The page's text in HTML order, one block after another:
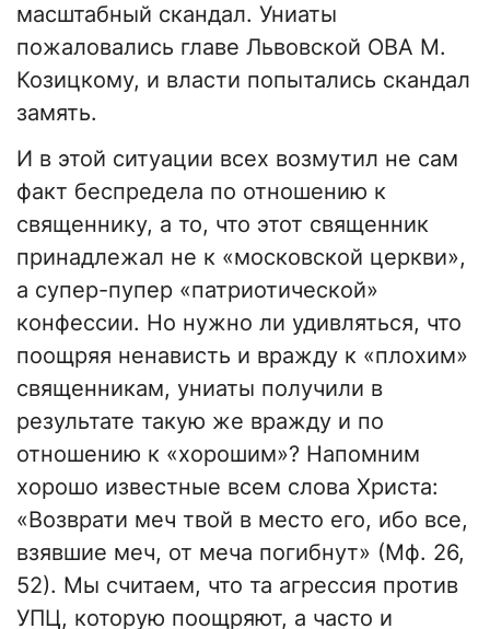
масштабный скандал. Униаты
пожаловались главе Львовской ОВА М.
Козицкому, и власти попытались скандал
замять.
И в этой ситуации всех возмутил не сам
факт беспредела по отношению к
священнику, а то, что этот священник
принадлежал не к «московской церкви»,
а супер-пупер «патриотической»
конфессии. Но нужно ли удивляться, что
поощряя ненависть и вражду к «плохим»
священникам, униаты получили в
результате такую же вражду и по
отношению к «хорошим»? Напомним
хорошо известные всем слова Христа:
«Возврати меч твой в место его, ибо все,
взявшие меч, от меча погибнут» (Мф. 26,
52). Мы считаем, что та агрессия против
УПЦ, которую поощряют, а часто и